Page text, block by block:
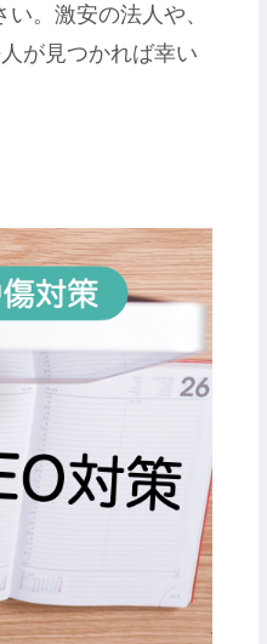
。激安の法人や、
が見つかれば幸い